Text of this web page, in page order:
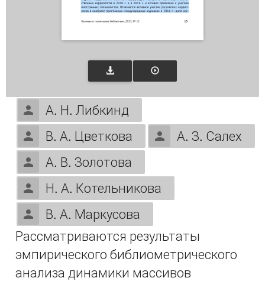
А. Н. Либкинд
В. А. Цветкова
А. З. Салех
А. В. Золотова
Н. А. Котельникова
В. А. Маркусова
Рассматриваются результаты
эмпирического библиометрического
анализа динамики массивов